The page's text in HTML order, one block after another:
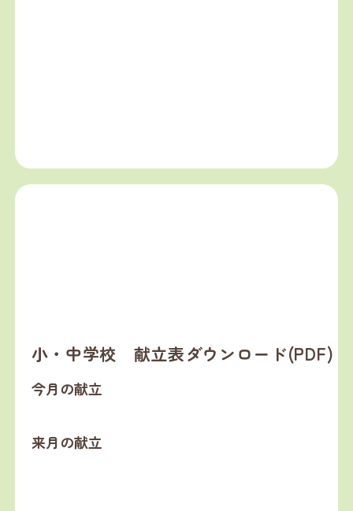
小・中学校 献立表ダウンロード(PDF)
今月の献立
来月の献立